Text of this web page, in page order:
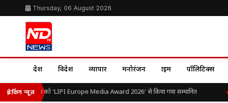
Thursday, 06 August 2026
देश विदेश व्यापार मनोरंजन क्राइम पॉलिटिक्स
ब्रेकिंग न्यूज़
डॉ. ओ.पी. यादव को ‘LIPI Europe Media Award 2026’ से किया गया सम्मानित